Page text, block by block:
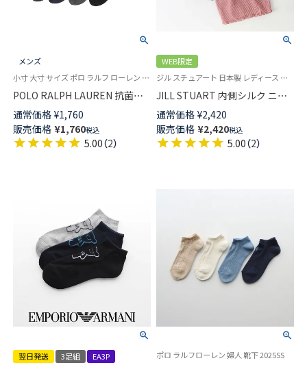
メンズ
小寸 大寸 サイズ ポロ ラルフ ローレン 25FW
POLO RALPH LAUREN 抗菌防
臭 センター リンクス ワンポイ
ント刺しゅう クルー丈 ビジネ
ス ソックス メンズ【24-25cm】
【25-26cm】【27-28cm】
通常価格 ¥1,760
販売価格 ¥1,760税込
5.00（2）
WEB限定
ジル スチュアート 日本製 レディース インナー 腹巻 はらまき
JILL STUART 内側シルク ニ重
編み ウエストウォーマー レデ
ィース 93140004
通常価格 ¥2,420
販売価格 ¥2,420税込
5.00（2）
翌日発送 3足組
EA3P
ポロ ラルフローレン 婦人 靴下 2025SS